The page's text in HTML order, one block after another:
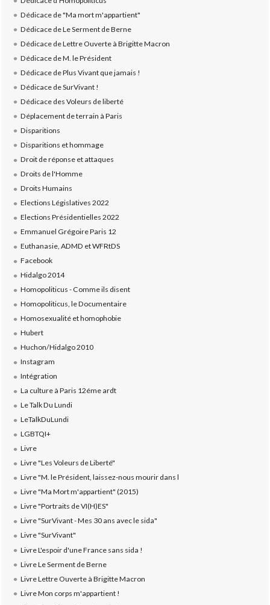
Dédicace de "Ma mort m'appartient"
Dédicace de Le Serment de Berne
Dédicace de Lettre Ouverte à Brigitte Macron
Dédicace de M. le Président
Dédicace de Plus Vivant que jamais !
Dédicace de SurVivant !
Dédicace des Voleurs de liberté
Déplacement de terrain à Paris
Disparitions
Disparitions et hommage
Droit de réponse et attaques
Droits de l'Homme
Droits Humains
Elections Législatives 2022
Elections Présidentielles 2022
Emmanuel Grégoire Paris 12
Euthanasie, ADMD et WFRtDS
Facebook
Hidalgo 2014
Homopoliticus - Comme ils disent
Homopoliticus, le Documentaire
Homosexualité et homophobie
Hubert
Huchon/Hidalgo 2010
Instagram
Intégration
La culture à Paris 12éme ardt
Le Talk Du Lundi
LeTalkDuLundi
LGBTQI+
Livre
Livre "Les Voleurs de Liberté"
Livre "M. le Président, laissez-nous mourir dans l
Livre "Ma Mort m'appartient" (2015)
Livre "Portraits de VI(H)ES"
Livre "SurVivant - Mes 30 ans avec le sida"
Livre "SurVivant"
Livre L'espoir d'une France sans sida !
Livre Le Serment de Berne
Livre Lettre Ouverte à Brigitte Macron
Livre Mon corps m'appartient !